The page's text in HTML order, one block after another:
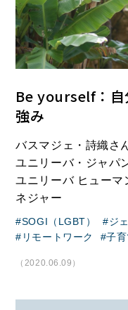
Be yourself：自
強み
バスマジェ・詩織さ
ユニリーバ・ジャパ
ユニリーバ ヒューマ
ネジャー
SOGI（LGBT） ジ
リモートワーク
子育
（2020.06.09）